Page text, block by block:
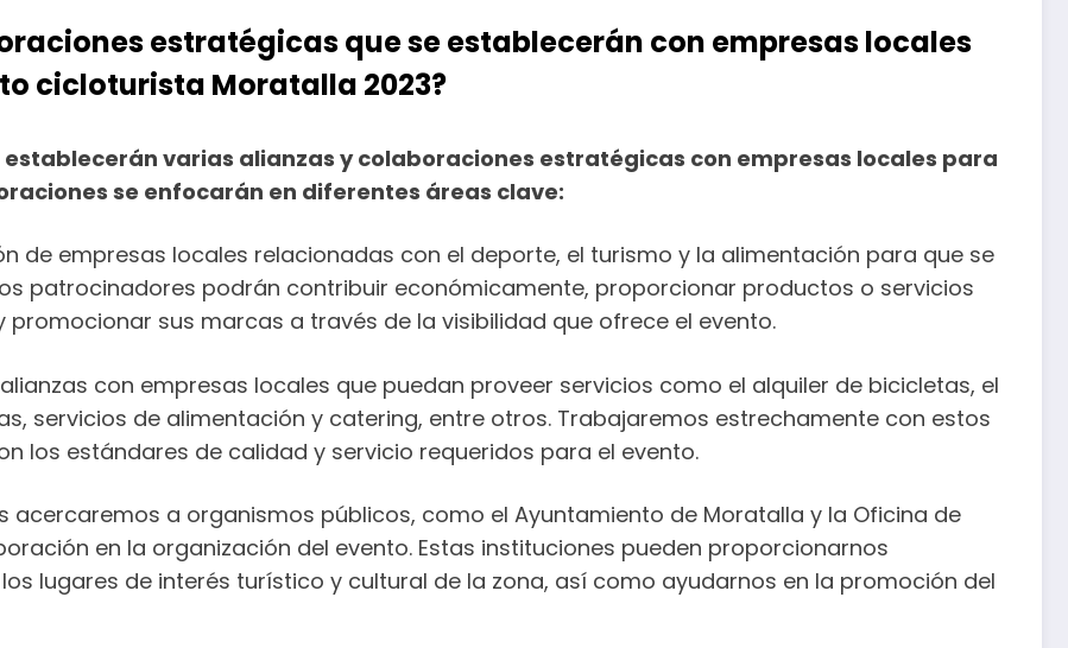
estratégicas que se establecerán con empresas locales
cicloturista Moratalla 2023?
establecerán varias alianzas y colaboraciones estratégicas con empresas locales para
se enfocarán en diferentes áreas clave:
de empresas locales relacionadas con el deporte, el turismo y la alimentación para que se
patrocinadores podrán contribuir económicamente, proporcionar productos o servicios
sus marcas a través de la visibilidad que ofrece el evento.
con empresas locales que puedan proveer servicios como el alquiler de bicicletas, el
servicios de alimentación y catering, entre otros. Trabajaremos estrechamente con estos
los estándares de calidad y servicio requeridos para el evento.
acercaremos a organismos públicos, como el Ayuntamiento de Moratalla y la Oficina de
en la organización del evento. Estas instituciones pueden proporcionarnos
lugares de interés turístico y cultural de la zona, así como ayudarnos en la promoción del